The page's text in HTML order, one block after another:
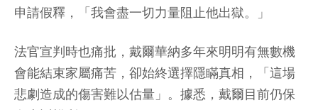
申請假釋，「我會盡一切力量阻止他出獄。」
法官宣判時也痛批，戴爾華納多年來明明有無數機
會能結束家屬痛苦，卻始終選擇隱瞞真相，「這場
悲劇造成的傷害難以估量」。據悉，戴爾目前仍保